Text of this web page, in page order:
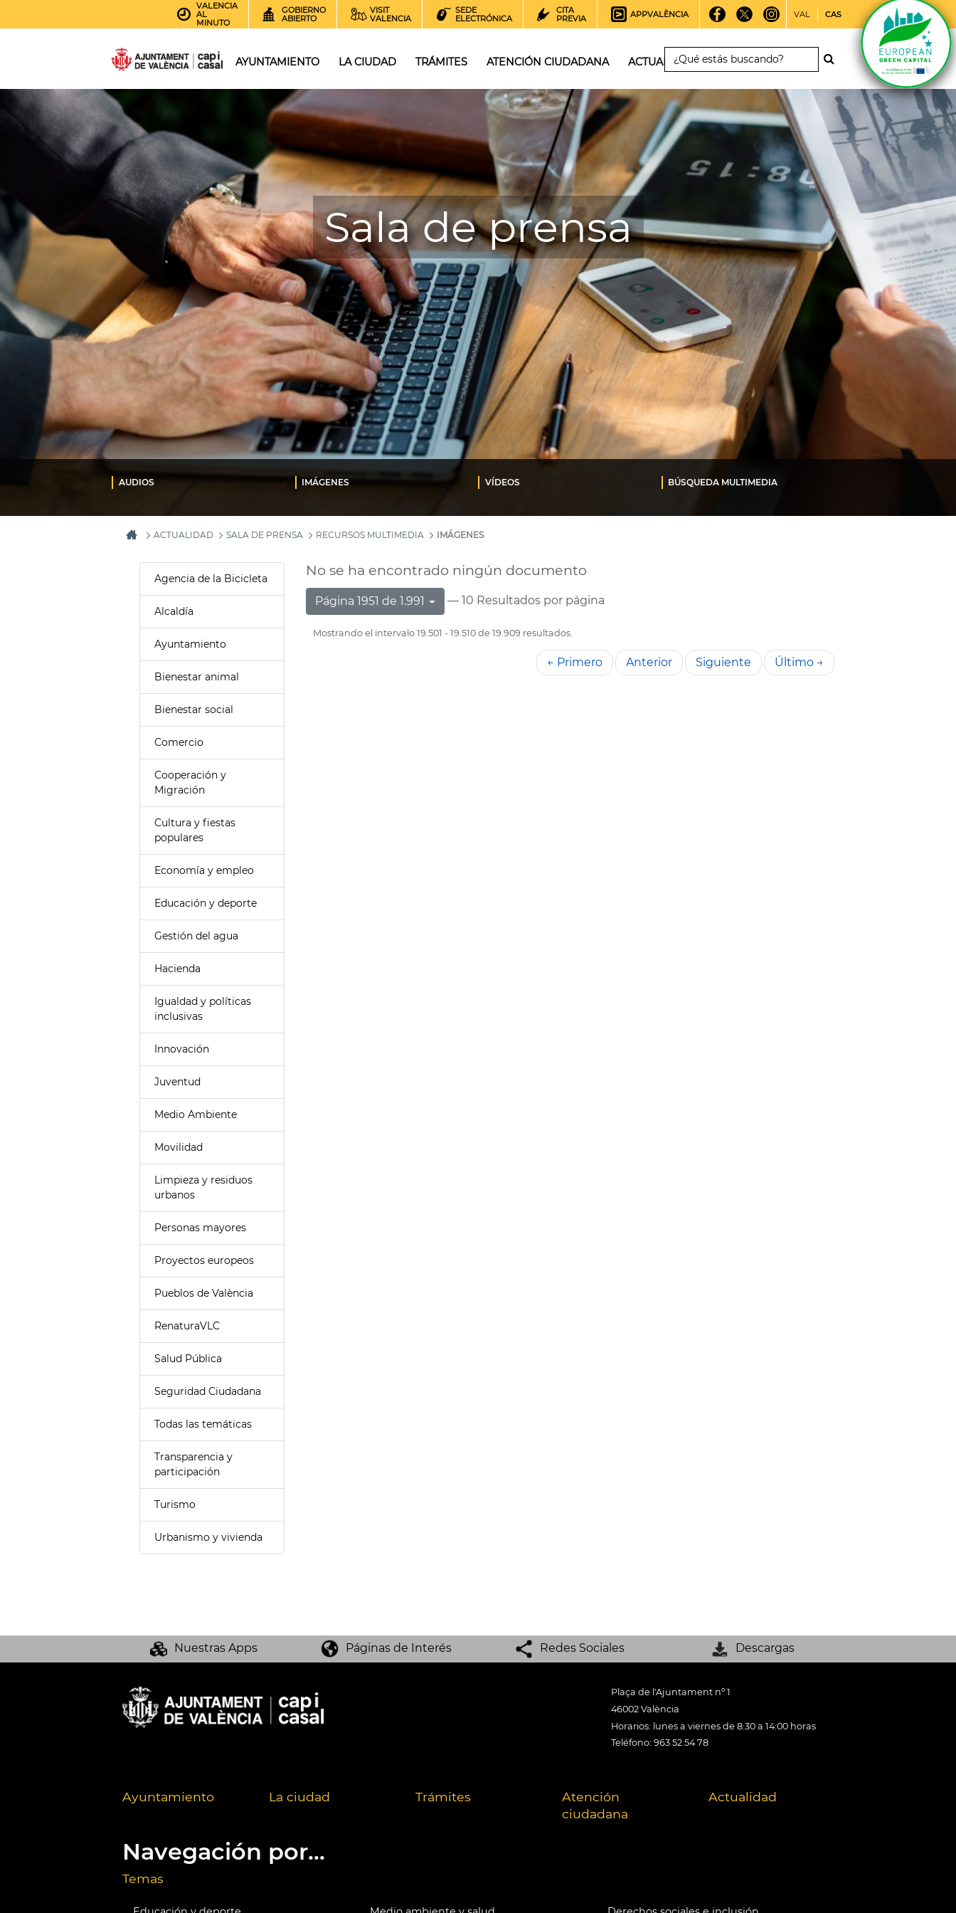
VALENCIA
AL
MINUTO
GOBIERNO
ABIERTO
VISIT
VALENCIA
SEDE
ELECTRÓNICA
CITA
PREVIA
APPVALÈNCIA VAL CAS
AYUNTAMIENTO LA CIUDAD TRÁMITES ATENCIÓN CIUDADANA ACTUALIDAD
Sala de prensa
AUDIOS IMÁGENES VÍDEOS BÚSQUEDA MULTIMEDIA
ACTUALIDAD SALA DE PRENSA RECURSOS MULTIMEDIA IMÁGENES
Agencia de la Bicicleta
Alcaldía
Ayuntamiento
Bienestar animal
Bienestar social
Comercio
Cooperación y
Migración
Cultura y fiestas
populares
Economía y empleo
Educación y deporte
Gestión del agua
Hacienda
Igualdad y políticas
inclusivas
Innovación
Juventud
Medio Ambiente
Movilidad
Limpieza y residuos
urbanos
Personas mayores
Proyectos europeos
Pueblos de València
RenaturaVLC
Salud Pública
Seguridad Ciudadana
Todas las temáticas
Transparencia y
participación
Turismo
Urbanismo y vivienda
No se ha encontrado ningún documento
Página 1951 de 1.991 — 10 Resultados por página
Mostrando el intervalo 19.501 - 19.510 de 19.909 resultados.
← Primero Anterior Siguiente Último →
Nuestras Apps Páginas de Interés Redes Sociales Descargas
Plaça de l'Ajuntament nº 1
46002 València
Horarios: lunes a viernes de 8:30 a 14:00 horas
Teléfono: 963 52 54 78
Ayuntamiento La ciudad Trámites
Atención
ciudadana
Actualidad
Navegación por...
Temas